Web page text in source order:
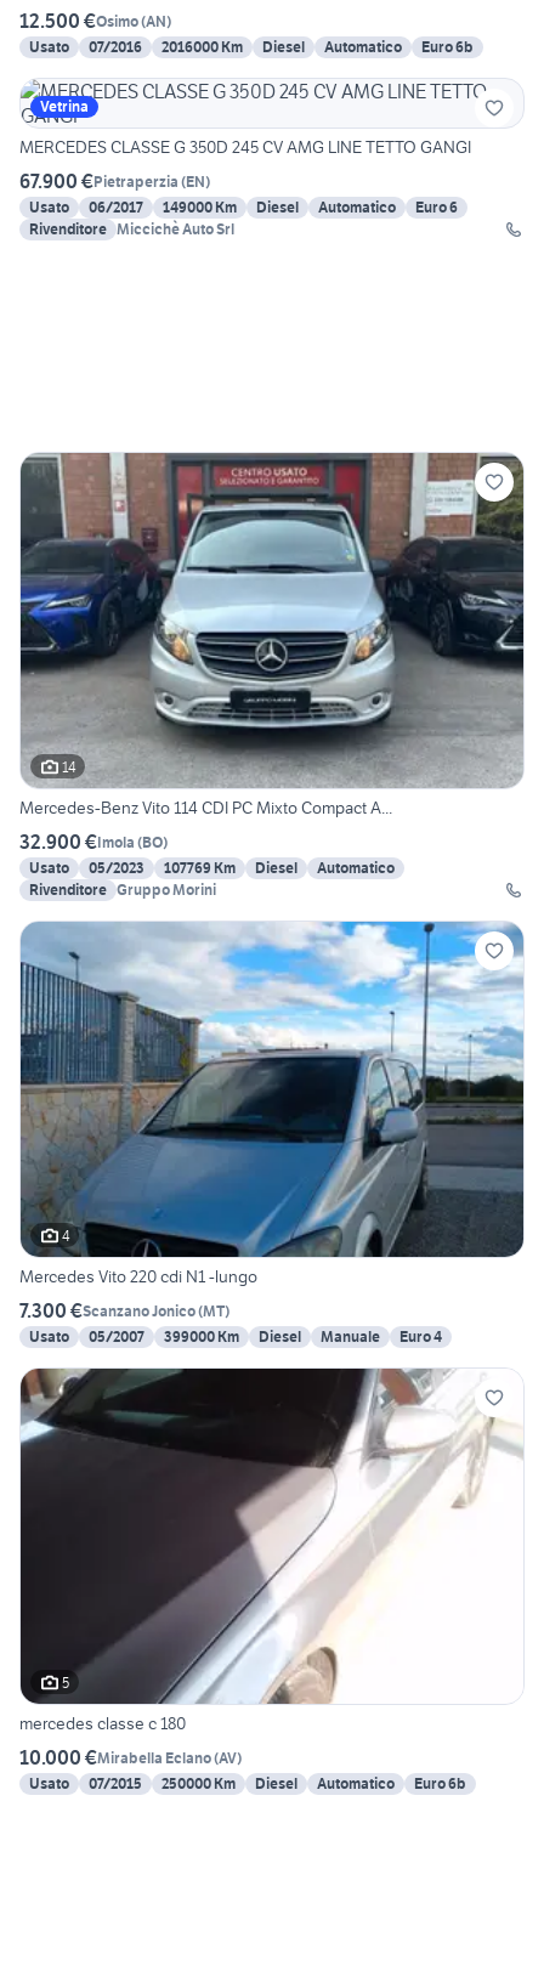
12.500 €Osimo(AN)
Usato
07/2016 2016000 Km Diesel Automatico Euro 6b
Vetrina
MERCEDES CLASSE G 350D 245 CV AMG LINE TETTO GANGI
67.900 €Pietraperzia (EN)
Usato
06/2017 149000 Km Diesel Automatico
Euro 6
Rivenditore Miccichè Auto Srl
14
Mercedes-Benz Vito 114 CDI PC Mixto Compact A...
32.900 €Imola (BO)
Usato
05/2023 107769 Km Diesel
Automatico
Rivenditore Gruppo Morini
4
Mercedes Vito 220 cdi N1 -lungo
7.300 €Scanzano Jonico(MT)
Usato
05/2007 399000 Km Diesel Manuale Euro 4
5
mercedes classe c 180
10.000 €Mirabella Eclano(AV)
Usato
07/2015 250000 Km Diesel Automatico Euro 6b